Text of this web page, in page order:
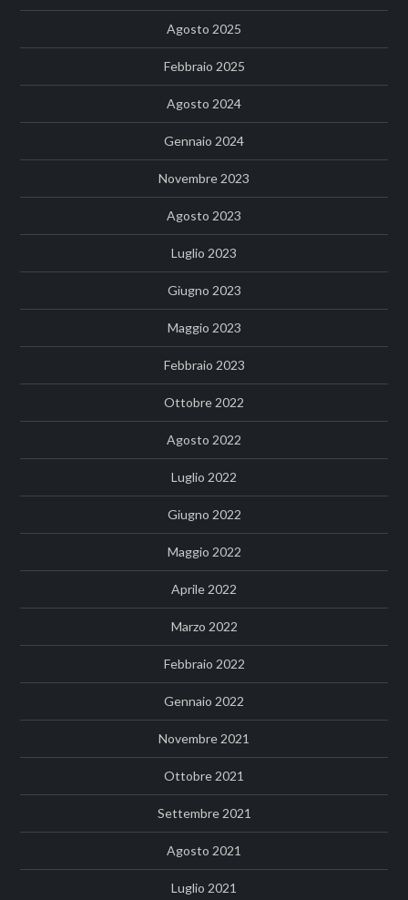
Agosto 2025
Febbraio 2025
Agosto 2024
Gennaio 2024
Novembre 2023
Agosto 2023
Luglio 2023
Giugno 2023
Maggio 2023
Febbraio 2023
Ottobre 2022
Agosto 2022
Luglio 2022
Giugno 2022
Maggio 2022
Aprile 2022
Marzo 2022
Febbraio 2022
Gennaio 2022
Novembre 2021
Ottobre 2021
Settembre 2021
Agosto 2021
Luglio 2021